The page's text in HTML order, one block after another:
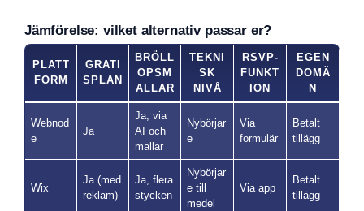
Jämförelse: vilket alternativ passar er?
PLATT
FORM
GRATI
SPLAN
BRÖLL
OPSM
ALLAR
TEKNI
SK
NIVÅ
RSVP-
FUNKT
ION
EGEN
DOMÄ
N
Webnod
e
Ja
Ja, via
AI och
mallar
Nybörjar
e
Via
formulär
Betalt
tillägg
Wix
Ja (med
reklam)
Ja, flera
stycken
Nybörjar
e till
medel
Via app
Betalt
tillägg